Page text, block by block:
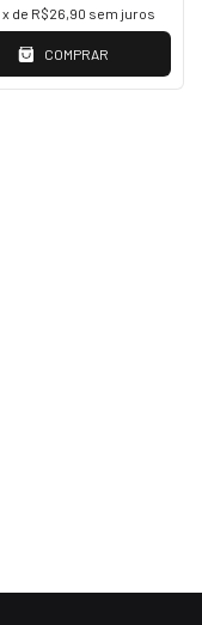
x de R$26,90 sem juros
COMPRAR